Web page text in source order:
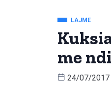
LAJME
me
24/07/2017